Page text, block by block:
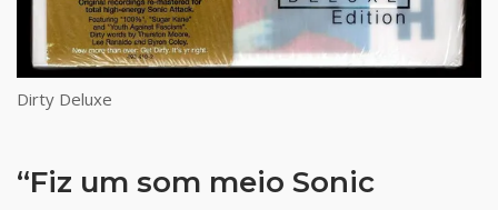
Dirty Deluxe
“Fiz um som meio Sonic